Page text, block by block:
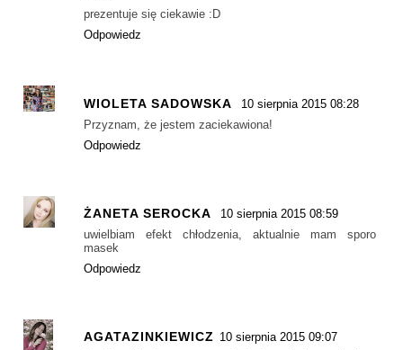
prezentuje się ciekawie :D
Odpowiedz
WIOLETA SADOWSKA
10 sierpnia 2015 08:28
Przyznam, że jestem zaciekawiona!
Odpowiedz
ŻANETA SEROCKA
10 sierpnia 2015 08:59
uwielbiam efekt chłodzenia, aktualnie mam sporo
masek
Odpowiedz
AGATAZINKIEWICZ 10 sierpnia 2015 09:07